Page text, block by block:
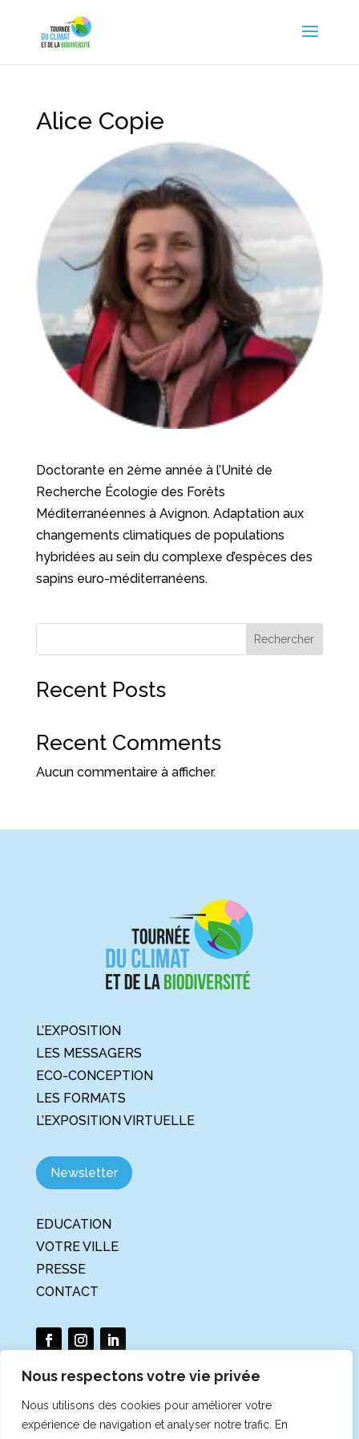
Nous respectons votre vie privée
Nous utilisons des cookies pour améliorer votre
expérience de navigation et analyser notre trafic. En
Alice Copie
Doctorante en 2ème année à l’Unité de
Recherche Écologie des Forêts
Méditerranéennes à Avignon. Adaptation aux
changements climatiques de populations
hybridées au sein du complexe d’espèces des
sapins euro-méditerranéens.
Rechercher
Recent Posts
Recent Comments
Aucun commentaire à afficher.
L’EXPOSITION
LES MESSAGERS
ECO-CONCEPTION
LES FORMATS
L’EXPOSITION VIRTUELLE
Newsletter
EDUCATION
VOTRE VILLE
PRESSE
CONTACT
La Tournée du Climat et de la
Biodiversité est un projet porté par